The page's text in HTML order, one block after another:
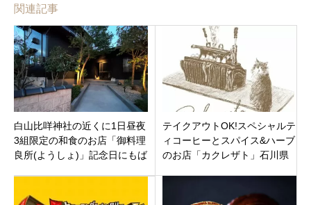
関連記事
白山比咩神社の近くに1日昼夜
3組限定の和食のお店「御料理
良所(ようしょ)」記念日にもば
テイクアウトOK!スペシャルテ
ィコーヒーとスパイス&ハーブ
のお店「カクレザト」石川県